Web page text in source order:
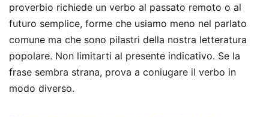
proverbio richiede un verbo al passato remoto o al
futuro semplice, forme che usiamo meno nel parlato
comune ma che sono pilastri della nostra letteratura
popolare. Non limitarti al presente indicativo. Se la
frase sembra strana, prova a coniugare il verbo in
modo diverso.